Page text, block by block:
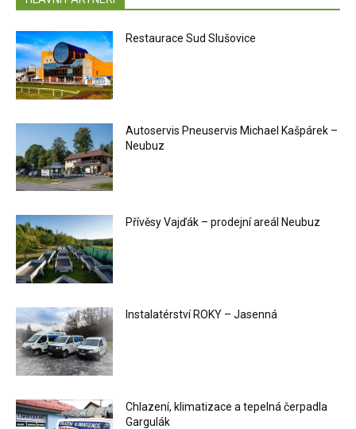
Restaurace Sud Slušovice
Autoservis Pneuservis Michael Kašpárek –
Neubuz
Přívěsy Vajďák – prodejní areál Neubuz
Instalatérství ROKY – Jasenná
Chlazení, klimatizace a tepelná čerpadla
Gargulák